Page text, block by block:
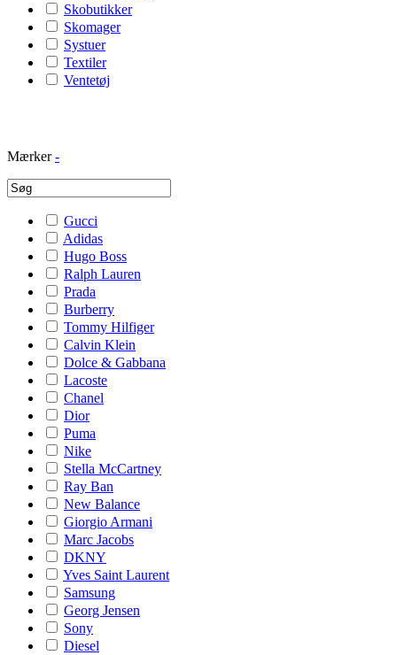
Skobutikker
Skomager
Systuer
Textiler
Ventetøj
Mærker -
Gucci
Adidas
Hugo Boss
Ralph Lauren
Prada
Burberry
Tommy Hilfiger
Calvin Klein
Dolce & Gabbana
Lacoste
Chanel
Dior
Puma
Nike
Stella McCartney
Ray Ban
New Balance
Giorgio Armani
Marc Jacobs
DKNY
Yves Saint Laurent
Samsung
Georg Jensen
Sony
Diesel